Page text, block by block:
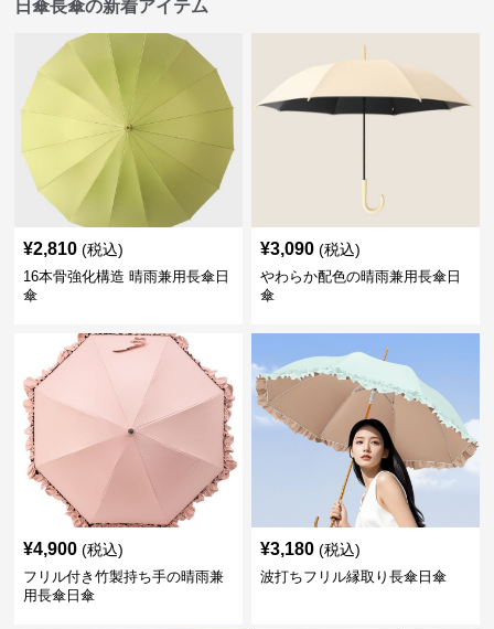
日傘長傘の新着アイテム
¥2,810 (税込)
16本骨強化構造 晴雨兼用長傘日
傘
¥3,090 (税込)
やわらか配色の晴雨兼用長傘日
傘
¥4,900 (税込)
フリル付き竹製持ち手の晴雨兼
用長傘日傘
¥3,180 (税込)
波打ちフリル縁取り長傘日傘